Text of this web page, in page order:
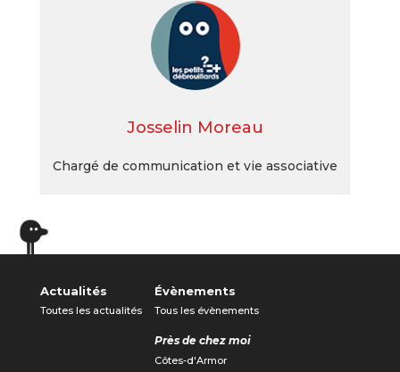
Josselin Moreau
Chargé de communication et vie associative
Actualités
Toutes les actualités
Évènements
Tous les évènements
Près de chez moi
Côtes-d'Armor